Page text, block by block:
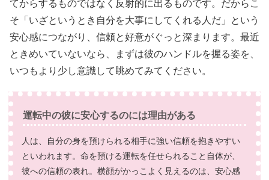
てからするものではなく反射的に出るものです。だからこ
そ「いざというとき自分を大事にしてくれる人だ」という
安心感につながり、信頼と好意がぐっと深まります。最近
ときめいていないなら、まずは彼のハンドルを握る姿を、
いつもより少し意識して眺めてみてください。
運転中の彼に安心するのには理由がある
人は、自分の身を預けられる相手に強い信頼を抱きやすい
といわれます。命を預ける運転を任せられること自体が、
彼への信頼の表れ。横顔がかっこよく見えるのは、安心感